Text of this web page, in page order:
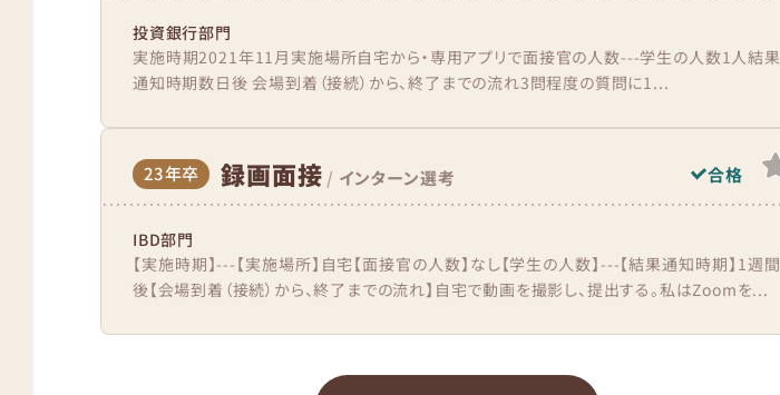
投資銀行部門
実施時期2021年11月実施場所自宅から・専用アプリで面接官の人数---学生の人数1人結果
通知時期数日後 会場到着（接続）から、終了までの流れ3問程度の質問に1...
23年卒 録画面接 / インターン選考 合格
IBD部門
【実施時期】---【実施場所】自宅【面接官の人数】なし【学生の人数】---【結果通知時期】1週間
後【会場到着（接続）から、終了までの流れ】自宅で動画を撮影し、提出する。私はZoomを...